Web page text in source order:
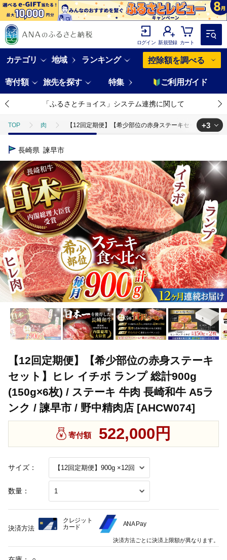
ログイン 新規登録 カート
カテゴリ 地域 ランキング 控除額を調べる
寄付額 旅先を探す 特集 ご利用ガイド
「ふるさとチョイス」システム連携に関して
TOP 肉 【12回定期便】【希少部位の赤身ステーキセット】ヒレ
TOP
TOP 肉 牛肉 ステーキ(牛肉) 【12回定期便】【希少
TOP 定期便 肉(定期便) 【12回定期便】【希少部位の赤身
+3
長崎県 諫早市
【12回定期便】【希少部位の赤身ステーキ
セット】ヒレ イチボ ランプ 総計900g
(150g×6枚) / ステーキ 牛肉 長崎和牛 A5ラ
ンク / 諫早市 / 野中精肉店 [AHCW074]
サイズ：
数量：
寄付額 522,000円
決済方法
クレジット
カード
ANA Pay
決済方法ごとに決済上限額が異なります。